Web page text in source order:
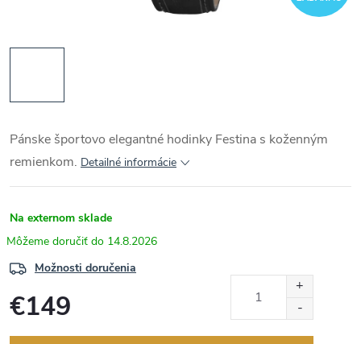
Pánske športovo elegantné hodinky Festina s koženným
remienkom. Detailné informácie
Na externom sklade
14.8.2026
Možnosti doručenia
€149